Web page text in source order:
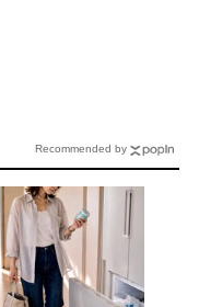
Recommended by